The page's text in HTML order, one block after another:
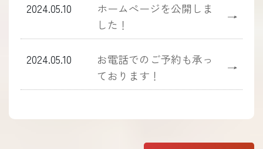
2024.05.10
ホームぺージを公開しま
した！
→
2024.05.10
お電話でのご予約も承っ
ております！
→